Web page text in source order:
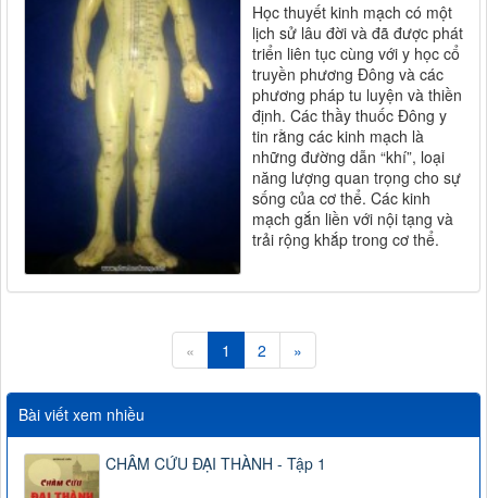
Học thuyết kinh mạch có một
lịch sử lâu đời và đã được phát
triển liên tục cùng với y học cổ
truyền phương Đông và các
phương pháp tu luyện và thiền
định. Các thầy thuốc Đông y
tin rằng các kinh mạch là
những đường dẫn “khí”, loại
năng lượng quan trọng cho sự
sống của cơ thể. Các kinh
mạch gắn liền với nội tạng và
trải rộng khắp trong cơ thể.
« 1 2 »
Bài viết xem nhiều
CHÂM CỨU ĐẠI THÀNH - Tập 1